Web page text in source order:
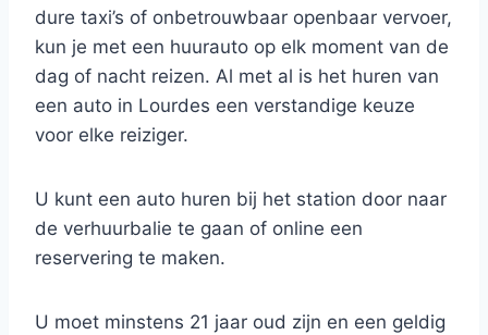
dure taxi’s of onbetrouwbaar openbaar vervoer,
kun je met een huurauto op elk moment van de
dag of nacht reizen. Al met al is het huren van
een auto in Lourdes een verstandige keuze
voor elke reiziger.
U kunt een auto huren bij het station door naar
de verhuurbalie te gaan of online een
reservering te maken.
U moet minstens 21 jaar oud zijn en een geldig